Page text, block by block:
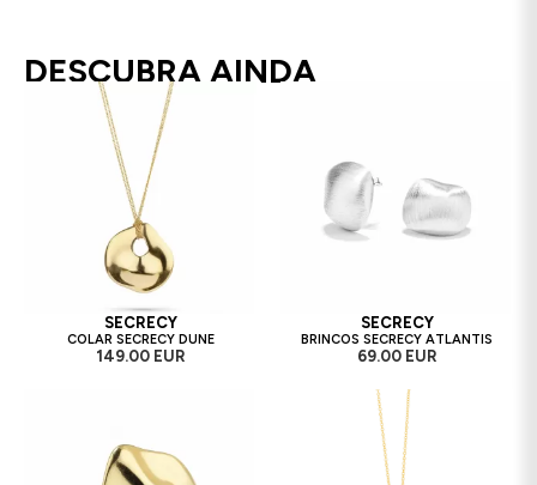
DESCUBRA AINDA
SECRECY
COLAR SECRECY DUNE
149.00 EUR
SECRECY
BRINCOS SECRECY ATLANTIS
69.00 EUR